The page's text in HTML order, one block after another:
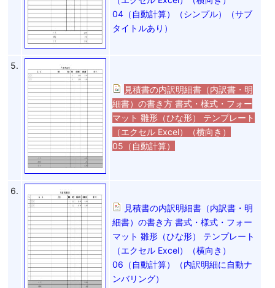
04（自動計算）（シンプル）（サブ
タイトルあり）
5.
見積書の内訳明細書（内訳書・明
細書）の書き方 書式・様式・フォー
マット 雛形（ひな形） テンプレート
（エクセル Excel）（横向き）
05（自動計算）
6.
見積書の内訳明細書（内訳書・明
細書）の書き方 書式・様式・フォー
マット 雛形（ひな形） テンプレート
（エクセル Excel）（横向き）
06（自動計算）（内訳明細に自動ナ
ンバリング）